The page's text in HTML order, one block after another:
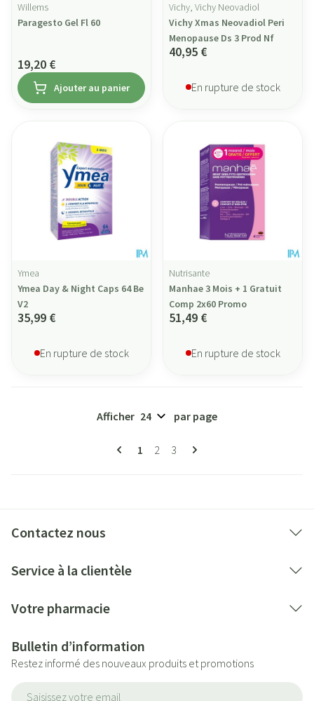
Willems
Paragesto Gel Fl 60
19,20 €
Ajouter au panier
Vichy, Vichy Neovadiol
Vichy Xmas Neovadiol Peri
Menopause Ds 3 Prod Nf
40,95 €
En rupture de stock
Ymea
Ymea Day & Night Caps 64 Be
V2
35,99 €
En rupture de stock
Nutrisante
Manhae 3 Mois + 1 Gratuit
Comp 2x60 Promo
51,49 €
En rupture de stock
Pages
Vous lisez actuellement la page
1 Page
2 Page
3
Afficher par page
Contactez nous
Service à la clientèle
Votre pharmacie
Bulletin d’information
Restez informé des nouveaux produits et promotions